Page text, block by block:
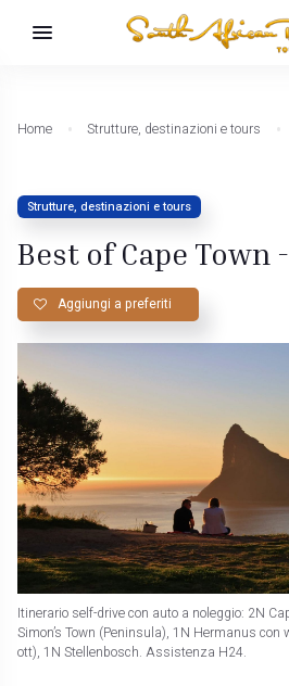
Home Strutture, destinazioni e tours
Strutture, destinazioni e tours
Best of Cape Town
Aggiungi a preferiti
Itinerario self-drive con auto a noleggio: 2N
Simon’s Town (Peninsula), 1N Hermanus
ott), 1N Stellenbosch. Assistenza H24.